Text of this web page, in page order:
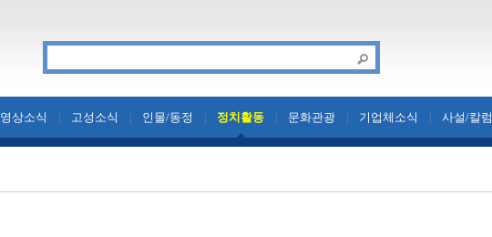
영상소식 고성소식 인물/동정 정치활동 문화관광 기업체소식 사설/칼럼